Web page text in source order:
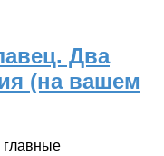
Два
(на вашем
главные